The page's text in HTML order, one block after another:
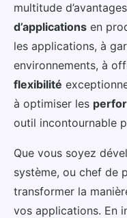
multitude
d’applications en
les applications, à
environnements, à
flexibilité
à optimiser les
outil incontournable
Que vous soyez
système, ou chef de
transformer la
vos applications. En